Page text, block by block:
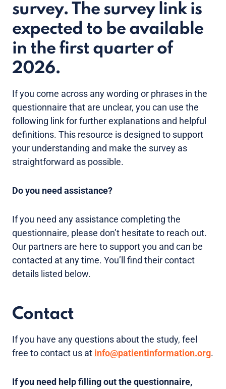
survey. The survey link is
expected to be available
in the first quarter of
2026.
If you come across any wording or phrases in the
questionnaire that are unclear, you can use the
following link for further explanations and helpful
definitions. This resource is designed to support
your understanding and make the survey as
straightforward as possible.
Do you need assistance?
If you need any assistance completing the
questionnaire, please don’t hesitate to reach out.
Our partners are here to support you and can be
contacted at any time. You’ll find their contact
details listed below.
Contact
If you have any questions about the study, feel
free to contact us at info@patientinformation.org.
If you need help filling out the questionnaire,